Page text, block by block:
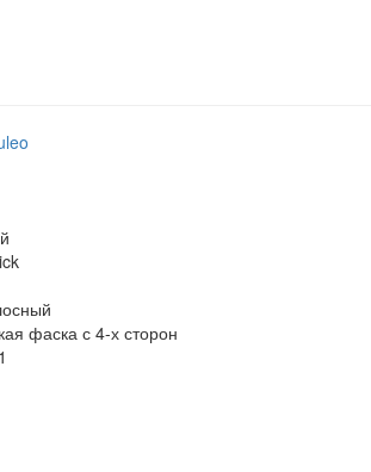
фаска с 4-х сторон